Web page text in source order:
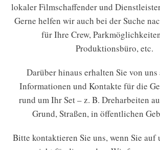
lokaler Filmschaffender und
Gerne helfen wir auch bei der Suche
für Ihre Crew,
Produktionsbüro, etc.
Darüber hinaus erhalten Sie von
Informationen und Kontakte für die
rund um Ihr Set – z. B. Dreharbeiten
Grund, Straßen, in öffentlichen
Bitte kontaktieren Sie uns, wenn Sie auf